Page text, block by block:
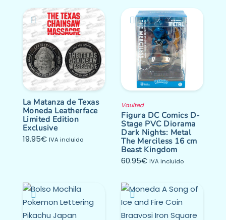
La Matanza de Texas
Moneda Leatherface
Limited Edition
Exclusive
19.95€ IVA incluido
Vaulted
Figura DC Comics D-
Stage PVC Diorama
Dark Nights: Metal
The Merciless 16 cm
Beast Kingdom
60.95€ IVA incluido